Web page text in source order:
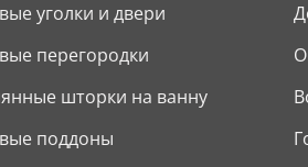
уголки и двери
перегородки
шторки на ванну
поддоны